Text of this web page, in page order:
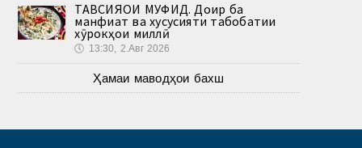
ТАВСИЯҲОИ МУФИД. Доир ба
манфиат ва хусусияти табобатии
хӯрокҳои миллӣ
🕔 13:30, 2.Авг 2026
Ҳамаи маводҳои бахш